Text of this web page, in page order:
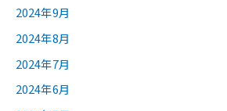
2024年9月
2024年8月
2024年7月
2024年6月